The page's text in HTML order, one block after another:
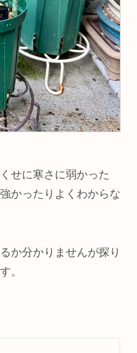
せに寒さに弱かった
かったりよくわからな
か分かりませんが探り
。